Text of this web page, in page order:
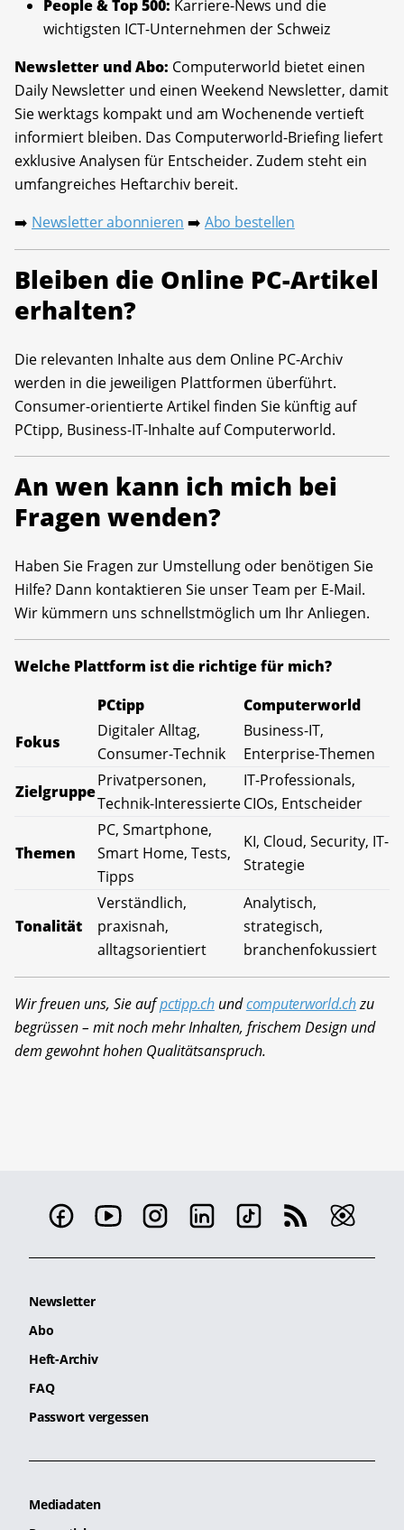
People & Top 500: Karriere-News und die
wichtigsten ICT-Unternehmen der Schweiz
Newsletter und Abo: Computerworld bietet einen
Daily Newsletter und einen Weekend Newsletter, damit
Sie werktags kompakt und am Wochenende vertieft
informiert bleiben. Das Computerworld-Briefing liefert
exklusive Analysen für Entscheider. Zudem steht ein
umfangreiches Heftarchiv bereit.
➡️ Newsletter abonnieren ➡️ Abo bestellen
Bleiben die Online PC-Artikel
erhalten?
Die relevanten Inhalte aus dem Online PC-Archiv
werden in die jeweiligen Plattformen überführt.
Consumer-orientierte Artikel finden Sie künftig auf
PCtipp, Business-IT-Inhalte auf Computerworld.
An wen kann ich mich bei
Fragen wenden?
Haben Sie Fragen zur Umstellung oder benötigen Sie
Hilfe? Dann kontaktieren Sie unser Team per E-Mail.
Wir kümmern uns schnellstmöglich um Ihr Anliegen.
Welche Plattform ist die richtige für mich?
PCtipp
Computerworld
Fokus
Digitaler Alltag,
Consumer-Technik
Business-IT,
Enterprise-Themen
Zielgruppe
Privatpersonen,
Technik-Interessierte
IT-Professionals,
CIOs, Entscheider
Themen
PC, Smartphone,
Smart Home, Tests,
Tipps
KI, Cloud, Security, IT-
Strategie
Tonalität
Verständlich,
praxisnah,
alltagsorientiert
Analytisch,
strategisch,
branchenfokussiert
Wir freuen uns, Sie aufpctipp.chundcomputerworld.chzu
begrüssen – mit noch mehr Inhalten, frischem Design und
dem gewohnt hohen Qualitätsanspruch.
Newsletter
Abo
Heft-Archiv
FAQ
Passwort vergessen
Mediadaten